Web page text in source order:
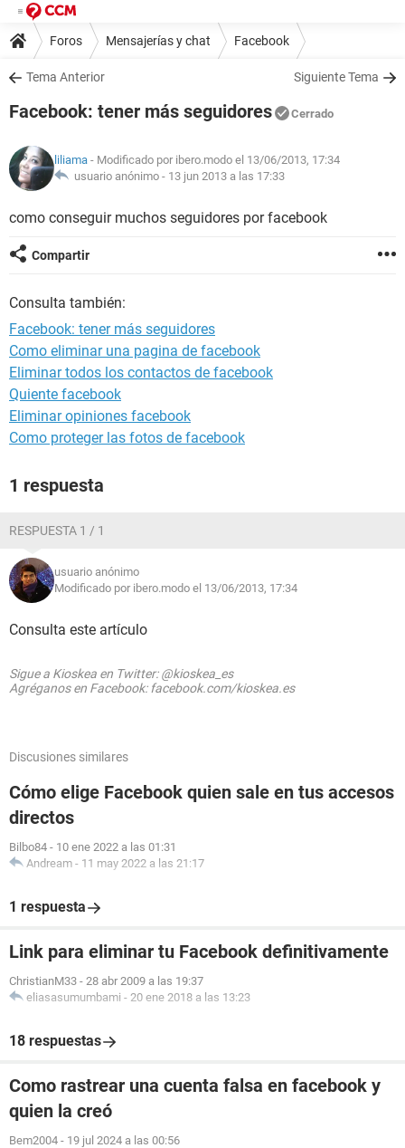
Foros Mensajerías y chat Facebook
Tema Anterior Siguiente Tema
Facebook: tener más seguidores Cerrado
liliama - Modificado por ibero.modo el 13/06/2013, 17:34
usuario anónimo - 13 jun 2013 a las 17:33
como conseguir muchos seguidores por facebook
Compartir
Consulta también:
Facebook: tener más seguidores
Como eliminar una pagina de facebook
Eliminar todos los contactos de facebook
Quiente facebook
Eliminar opiniones facebook
Como proteger las fotos de facebook
1 respuesta
RESPUESTA 1 / 1
usuario anónimo
Modificado por ibero.modo el 13/06/2013, 17:34
Consulta este artículo
Sigue a Kioskea en Twitter: @kioskea_es
Agréganos en Facebook: facebook.com/kioskea.es
Discusiones similares
Cómo elige Facebook quien sale en tus accesos
directos
Bilbo84 - 10 ene 2022 a las 01:31
Andream - 11 may 2022 a las 21:17
1 respuesta
Link para eliminar tu Facebook definitivamente
ChristianM33 - 28 abr 2009 a las 19:37
eliasasumumbami - 20 ene 2018 a las 13:23
18 respuestas
Como rastrear una cuenta falsa en facebook y
quien la creó
Bem2004 - 19 jul 2024 a las 00:56